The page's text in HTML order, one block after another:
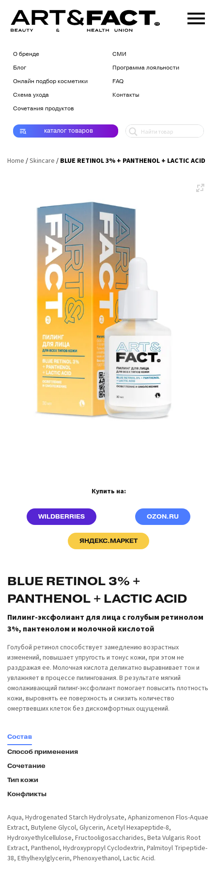
О бренде
Блог
Онлайн подбор косметики
Схема ухода
Сочетания продуктов
СМИ
Программа лояльности
FAQ
Контакты
каталогтоваров
Home /Skincare / BLUE RETINOL 3% + PANTHENOL + LACTIC ACID
Купить на:
WILDBERRIES OZON.RU
ЯНДЕКС.МАРКЕТ
BLUE RETINOL 3% +
PANTHENOL + LACTIC ACID
Пилинг-эксфолиант для лица с голубым ретинолом
3%, пантенолом и молочной кислотой
Голубой ретинол способствует замедлению возрастных
изменений, повышает упругость и тонус кожи, при этом не
раздражая ее. Молочная кислота деликатно выравнивает тон и
увлажняет в процессе пилингования. В результате мягкий
омолаживающий пилинг-эксфолиант помогает повысить плотность
кожи, выровнять ее поверхность и снизить количество
омертвевших клеток без дискомфортных ощущений.
Состав
Способ применения
Сочетание
Тип кожи
Конфликты
Aqua, Hydrogenated Starch Hydrolysate, Aphanizomenon Flos-Aquae
Extract, Butylene Glycol, Glycerin, Acetyl Hexapeptide-8,
Hydroxyethylcellulose, Fructooligosaccharides, Beta Vulgaris Root
Extract, Panthenol, Hydroxypropyl Cyclodextrin, Palmitoyl Tripeptide-
38, Ethylhexylglycerin, Phenoxyethanol, Lactic Acid.